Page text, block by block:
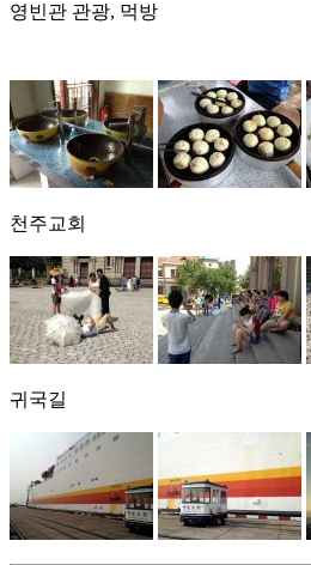
영빈관 관광, 먹방
천주교회
귀국길